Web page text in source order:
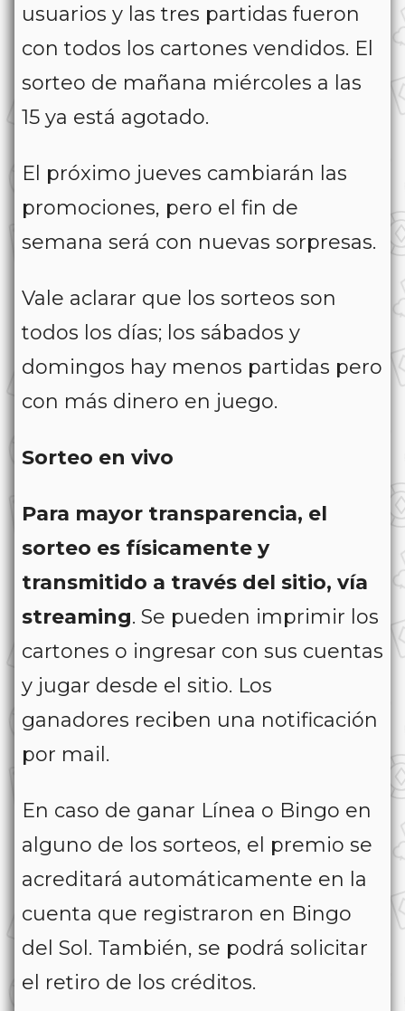
usuarios y las tres partidas fueron
con todos los cartones vendidos. El
sorteo de mañana miércoles a las
15 ya está agotado.
El próximo jueves cambiarán las
promociones, pero el fin de
semana será con nuevas sorpresas.
Vale aclarar que los sorteos son
todos los días; los sábados y
domingos hay menos partidas pero
con más dinero en juego.
Sorteo en vivo
Para mayor transparencia, el
sorteo es físicamente y
transmitido a través del sitio, vía
streaming. Se pueden imprimir los
cartones o ingresar con sus cuentas
y jugar desde el sitio. Los
ganadores reciben una notificación
por mail.
En caso de ganar Línea o Bingo en
alguno de los sorteos, el premio se
acreditará automáticamente en la
cuenta que registraron en Bingo
del Sol. También, se podrá solicitar
el retiro de los créditos.